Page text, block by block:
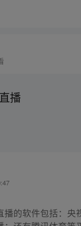
播
播的软件包括：